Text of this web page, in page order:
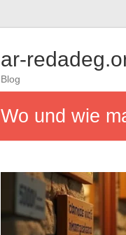
ar-
Blog
Wo und wie